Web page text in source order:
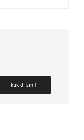
klik di sini!